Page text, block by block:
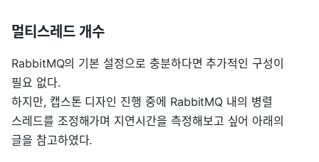
멀티스레드 개수
RabbitMQ의 기본 설정으로 충분하다면 추가적인 구성이
필요 없다.
하지만, 캡스톤 디자인 진행 중에 RabbitMQ 내의 병렬
스레드를 조정해가며 지연시간을 측정해보고 싶어 아래의
글을 참고하였다.